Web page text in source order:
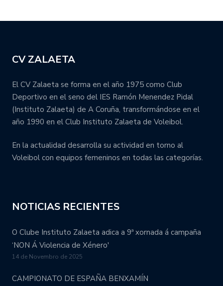
CV ZALAETA
El CV Zalaeta se forma en el año 1975 como Club
Deportivo en el seno del IES Ramón Menendez Pidal
(Instituto Zalaeta) de A Coruña, transformándose en el
año 1990 en el Club Instituto Zalaeta de Voleibol.
En la actualidad desarrolla su actividad en torno al
Voleibol con equipos femeninos en todas las categorías.
NOTICIAS RECIENTES
O Clube Instituto Zalaeta adica a 9ª xornada á campaña
‘NON Á Violencia de Xénero'
14 de Novembro de 2025
CAMPIONATO DE ESPAÑA BENXAMÍN